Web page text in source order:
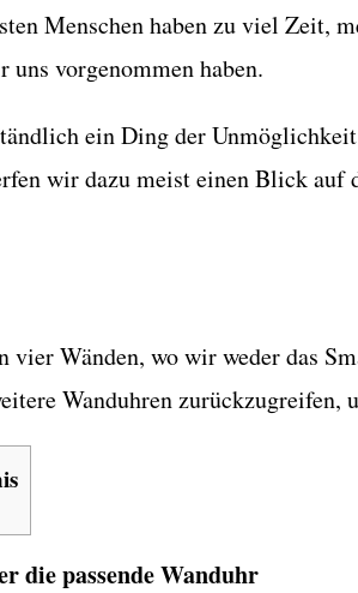
Menschen haben zu viel Zeit,
uns vorgenommen haben.
ein Ding der
wir dazu meist einen Blick auf
vier Wänden, wo wir weder das
Wanduhren zurückzugreifen,
die passende Wanduhr